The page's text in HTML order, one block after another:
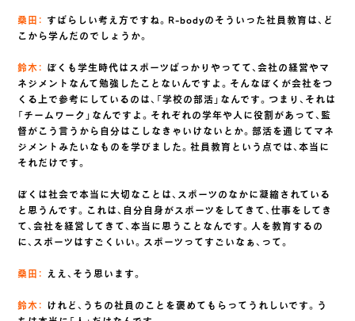
桑田： すばらしい考え方ですね。R-bodyのそういった社員教育は、ど
こから学んだのでしょうか。
鈴木： ぼくも学生時代はスポーツばっかりやってて、会社の経営やマ
ネジメントなんて勉強したことないんですよ。そんなぼくが会社をつ
くる上で参考にしているのは、「学校の部活」なんです。つまり、それは
「チームワーク」なんですよ。それぞれの学年や人に役割があって、監
督がこう言うから自分はこしなきゃいけないとか。部活を通じてマネ
ジメントみたいなものを学びました。社員教育という点では、本当に
それだけです。
ぼくは社会で本当に大切なことは、スポーツのなかに凝縮されている
と思うんです。これは、自分自身がスポーツをしてきて、仕事をしてき
て、会社を経営してきて、本当に思うことなんです。人を教育するの
に、スポーツはすごくいい。スポーツってすごいなぁ、って。
桑田： ええ、そう思います。
鈴木： けれど、うちの社員のことを褒めてもらってうれしいです。う